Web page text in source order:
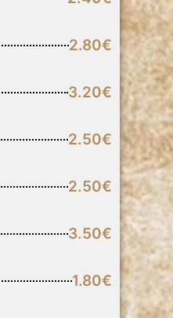
2.80€
3.20€
2.50€
2.50€
3.50€
1.80€